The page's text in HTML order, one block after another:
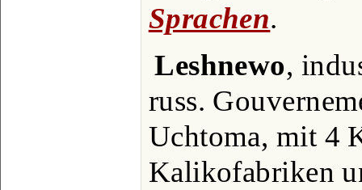
Sprachen.
Leshnewo,
russ.
Uchtoma, mit 4
Kalikofabriken